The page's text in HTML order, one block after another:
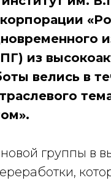
из
велись в
группы в